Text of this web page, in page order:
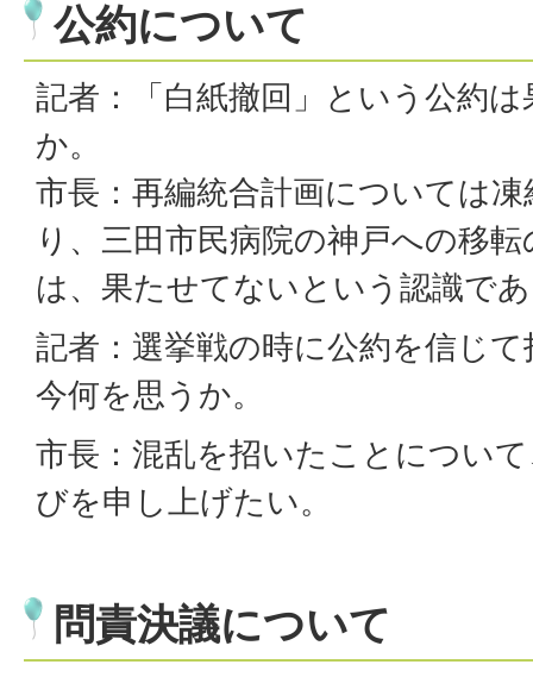
公約について
記者：「白紙撤回」という公約
か。
市長：再編統合計画については
り、三田市民病院の神戸への移
は、果たせてないという認識で
記者：選挙戦の時に公約を信じ
今何を思うか。
市長：混乱を招いたことについ
びを申し上げたい。
問責決議について